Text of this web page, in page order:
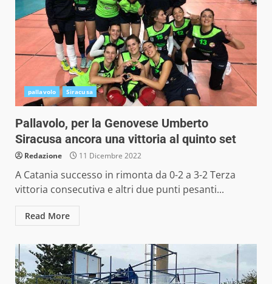
pallavolo Siracusa
Pallavolo, per la Genovese Umberto
Siracusa ancora una vittoria al quinto set
Redazione 11 Dicembre 2022
A Catania successo in rimonta da 0-2 a 3-2 Terza
vittoria consecutiva e altri due punti pesanti...
Read More